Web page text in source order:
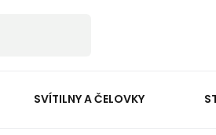
SVÍTILNY A ČELOVKY